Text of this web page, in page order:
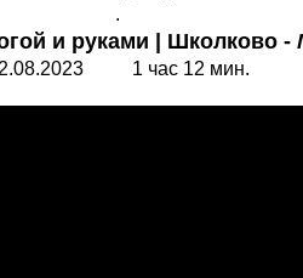
.
и руками | Школково -
1 час 12 мин.